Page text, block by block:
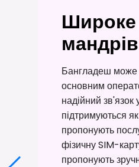
Широке
Бангладеш може
основним
надійний
підтримуються
пропонують
фізичну SIM-
пропонують